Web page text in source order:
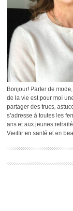
Bonjour! Parler de
de la vie est pour moi
partager des trucs,
s’adresse à toutes les
ans et aux jeunes
Vieillir en santé et en